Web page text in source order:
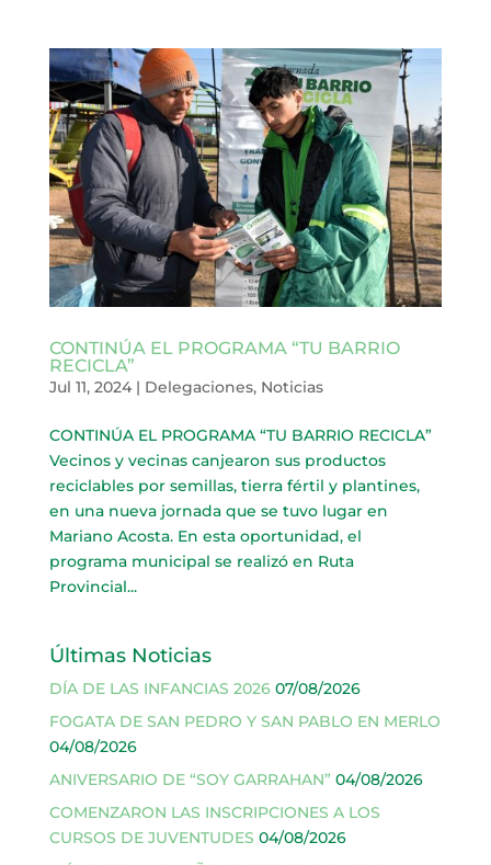
CONTINÚA EL PROGRAMA “TU BARRIO
RECICLA”
Jul 11, 2024| Delegaciones, Noticias
CONTINÚA EL PROGRAMA “TU BARRIO RECICLA”
Vecinos y vecinas canjearon sus productos
reciclables por semillas, tierra fértil y plantines,
en una nueva jornada que se tuvo lugar en
Mariano Acosta. En esta oportunidad, el
programa municipal se realizó en Ruta
Provincial...
Últimas Noticias
DÍA DE LAS INFANCIAS 2026 07/08/2026
FOGATA DE SAN PEDRO Y SAN PABLO EN MERLO
04/08/2026
ANIVERSARIO DE “SOY GARRAHAN” 04/08/2026
COMENZARON LAS INSCRIPCIONES A LOS
CURSOS DE JUVENTUDES 04/08/2026